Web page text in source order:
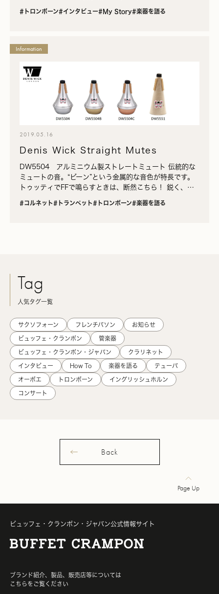
#トロンボーン#インタビュー#My Story#楽器を語る
Information
2019.05.16
Denis Wick Straight Mutes
DW5504 アルミニウム製ストレートミュート 伝統的な
ミュートの音。“ビーン”という金属的な音色が特長です。
トゥッティでFFで鳴らすときは、断然こちら！ 鋭く、金
でも…
#コルネット#トランペット#トロンボーン#楽器を語る
Tag
人気タグ一覧
サクソフォーン フレンチバソン お知らせ
ビュッフェ・クランポン 管楽器
ビュッフェ・クランポン・ジャパン クラリネット
インタビュー How To 楽器を語る テューバ
オーボエ トロンボーン イングリッシュホルン
コンサート
Back
Page Up
ビュッフェ・クランポン・ジャパン公式情報サイト
ブランド紹介、製品、販売店等については
こちらをご覧ください